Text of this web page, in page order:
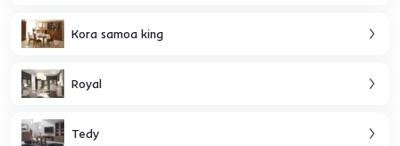
Kora samoa king
Royal
Tedy